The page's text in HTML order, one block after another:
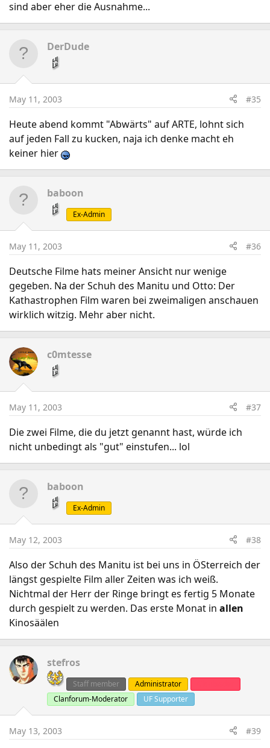
sind aber eher die Ausnahme...
DerDude
May 11, 2003 #35
Heute abend kommt "Abwärts" auf ARTE, lohnt sich
auf jeden Fall zu kucken, naja ich denke macht eh
keiner hier
baboon
Ex-Admin
May 11, 2003 #36
Deutsche Filme hats meiner Ansicht nur wenige
gegeben. Na der Schuh des Manitu und Otto: Der
Kathastrophen Film waren bei zweimaligen anschauen
wirklich witzig. Mehr aber nicht.
c0mtesse
May 11, 2003 #37
Die zwei Filme, die du jetzt genannt hast, würde ich
nicht unbedingt als "gut" einstufen... lol
baboon
Ex-Admin
May 12, 2003 #38
Also der Schuh des Manitu ist bei uns in ÖSterreich der
längst gespielte Film aller Zeiten was ich weiß.
Nichtmal der Herr der Ringe bringt es fertig 5 Monate
durch gespielt zu werden. Das erste Monat in allen
Kinosäälen
stefros
Staff member Administrator
Clanforum-Moderator
UF Supporter
May 13, 2003 #39